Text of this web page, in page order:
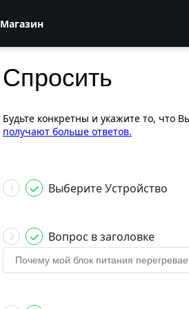
Магазин
Спросить
Будьте конкретны и укажите то, что
получают больше ответов.
1 Выберите Устройство
2 Вопрос в заголовке